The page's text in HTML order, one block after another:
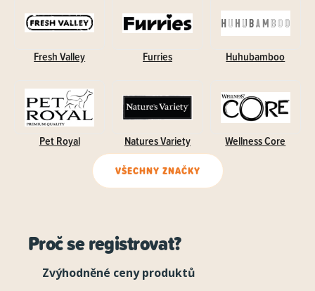
Fresh Valley Furries Huhubamboo
Pet Royal Natures Variety Wellness Core
VŠECHNY ZNAČKY
Proč se registrovat?
Zvýhodněné ceny produktů